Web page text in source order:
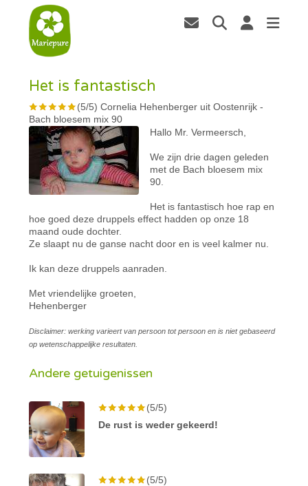
Het is fantastisch
(5/5)Cornelia Hehenberger uit Oostenrijk -
Bach bloesem mix 90
Hallo Mr. Vermeersch,
We zijn drie dagen geleden
met de Bach bloesem mix
90.
Het is fantastisch hoe rap en
hoe goed deze druppels effect hadden op onze 18
maand oude dochter.
Ze slaapt nu de ganse nacht door en is veel kalmer nu.
Ik kan deze druppels aanraden.
Met vriendelijke groeten,
Hehenberger
Disclaimer: werking varieert van persoon tot persoon en is niet gebaseerd
op wetenschappelijke resultaten.
Andere getuigenissen
(5/5)
De rust is weder gekeerd!
(5/5)